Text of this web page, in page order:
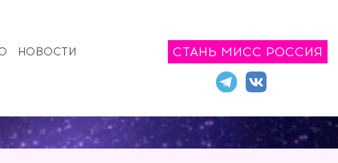
НОВОСТИ
СТАНЬ МИСС РОССИЯ